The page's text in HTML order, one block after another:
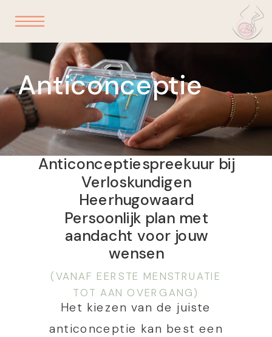
Anticonceptie
Anticonceptiespreekuur bij
Verloskundigen
Heerhugowaard
Persoonlijk plan met
aandacht voor jouw
wensen
Het kiezen van de juiste
anticonceptie kan best een
(VANAF EERSTE MENSTRUATIE
TOT AAN OVERGANG)